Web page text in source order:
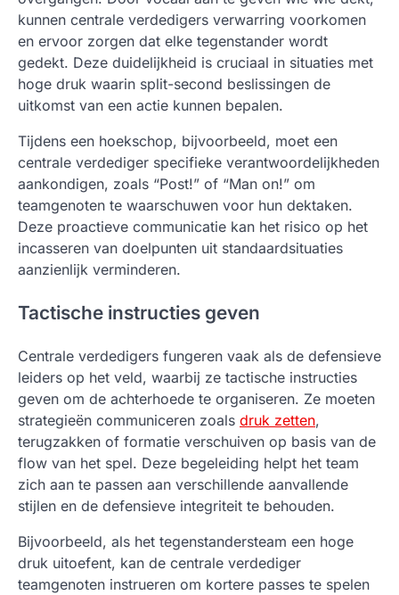
kunnen centrale verdedigers verwarring voorkomen
en ervoor zorgen dat elke tegenstander wordt
gedekt. Deze duidelijkheid is cruciaal in situaties met
hoge druk waarin split-second beslissingen de
uitkomst van een actie kunnen bepalen.
Tijdens een hoekschop, bijvoorbeeld, moet een
centrale verdediger specifieke verantwoordelijkheden
aankondigen, zoals “Post!” of “Man on!” om
teamgenoten te waarschuwen voor hun dektaken.
Deze proactieve communicatie kan het risico op het
incasseren van doelpunten uit standaardsituaties
aanzienlijk verminderen.
Tactische instructies geven
Centrale verdedigers fungeren vaak als de defensieve
leiders op het veld, waarbij ze tactische instructies
geven om de achterhoede te organiseren. Ze moeten
strategieën communiceren zoals druk zetten,
terugzakken of formatie verschuiven op basis van de
flow van het spel. Deze begeleiding helpt het team
zich aan te passen aan verschillende aanvallende
stijlen en de defensieve integriteit te behouden.
Bijvoorbeeld, als het tegenstandersteam een hoge
druk uitoefent, kan de centrale verdediger
teamgenoten instrueren om kortere passes te spelen